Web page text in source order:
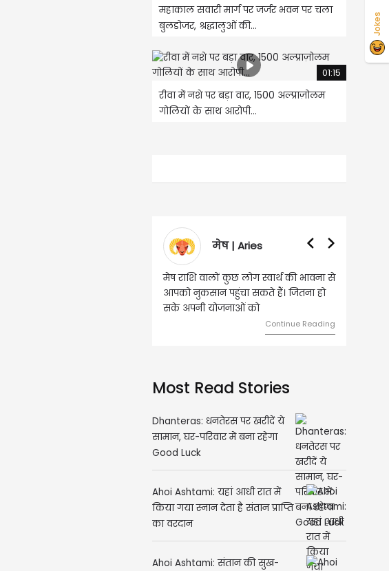
महाकाल सवारी मार्ग पर जर्जर भवन पर चला
बुलडोजर, श्रद्धालुओं की...
01:15
रीवा में नशे पर बड़ा वार, 1500 अल्प्राज़ोलम
गोलियों के साथ आरोपी...
मेष राशि वालों कुछ लोग स्वार्थ की भावना से
वृषभ | Taurus
वृष राशि वालों आय के स्त्रोत बढ़ने से रुके
हुए कार्यों में गति आएगी। युवा वर्ग भविष्य
को लेकर ज्यादा फोकस रहेंगे।
Continue Reading
Most Read Stories
Dhanteras: धनतेरस पर खरीदें ये
सामान, घर-परिवार में बना रहेगा
Good Luck
Ahoi Ashtami: यहां आधी रात में
किया गया स्नान देता है संतान प्राप्ति
का वरदान
Ahoi Ashtami: संतान की सुख-
Jokes